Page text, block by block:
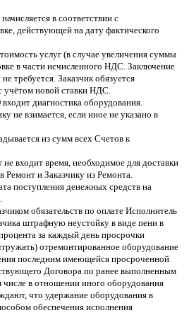
в соответствии с
действующей на дату фактического
услуг (в случае увеличения суммы
в части исчисленного НДС. Заключение
требуется. Заказчик обязуется
учётом новой ставки НДС.
диагностика оборудования.
не взимается, если иное не указано в
из сумм всех Счетов к
входит время, необходимое для доставки
и Заказчику из Ремонта.
поступления денежных средств на
обязательств по оплате Исполнитель
штрафную неустойку в виде пени в
за каждый день просрочки
отремонтированное оборудование
последним имеющейся просроченной
Договора по ранее выполненным
в отношении иного оборудования
что удержание оборудования в
обеспечения исполнения